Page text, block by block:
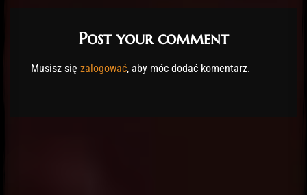
Post your comment
Musisz się zalogować, aby móc dodać komentarz.